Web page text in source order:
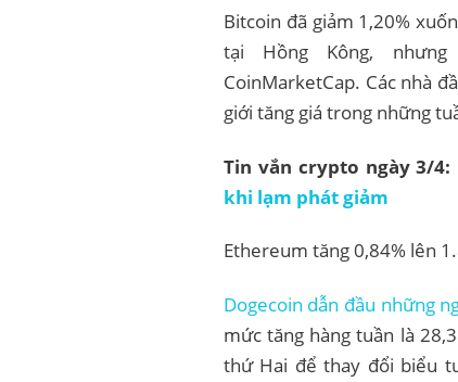
Bitcoin đã giảm 1,20%
tại Hồng Kông,
CoinMarketCap. Các nhà
giới tăng giá trong những
Tin vắn crypto ngày 3/4:
khi lạm phát giảm
Ethereum tăng 0,84% lên
Dogecoin dẫn đầu những
mức tăng hàng tuần là
thứ Hai để thay đổi biểu